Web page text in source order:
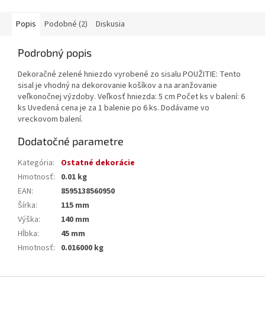
Popis Podobné (2) Diskusia
Podrobný popis
Dekoračné zelené hniezdo vyrobené zo sisalu POUŽITIE: Tento
sisal je vhodný na dekorovanie košíkov a na aranžovanie
veľkonočnej výzdoby. Veľkosť hniezda: 5 cm Počet ks v balení: 6
ks Uvedená cena je za 1 balenie po 6 ks. Dodávame vo
vreckovom balení.
Dodatočné parametre
Kategória:
Ostatné dekorácie
Hmotnosť: 0.01 kg
EAN:
8595138560950
Šírka:
115 mm
Výška:
140 mm
Hĺbka:
45 mm
Hmotnosť: 0.016000 kg